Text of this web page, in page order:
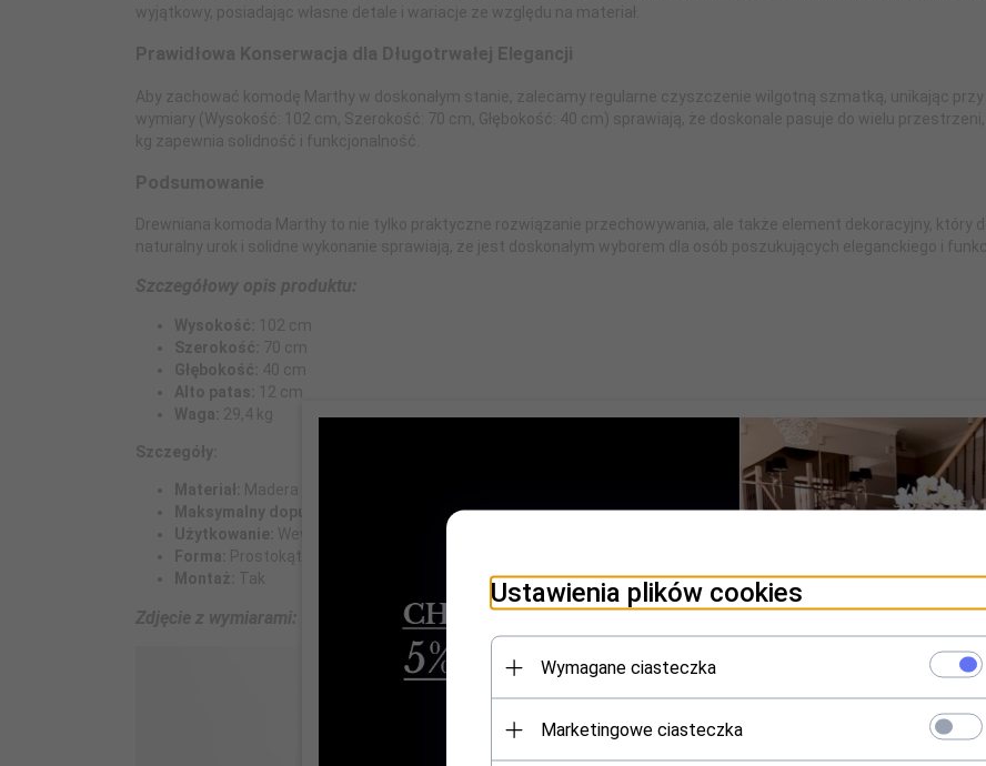
wyjątkowy, posiadając własne detale i wariacje ze względu na materiał.
Prawidłowa Konserwacja dla Długotrwałej Elegancji
Aby zachować komodę Marthy w doskonałym stanie, zalecamy regularne czyszczenie wilgotną szmatką, unikając
wymiary (Wysokość: 102 cm, Szerokość: 70 cm, Głębokość: 40 cm) sprawiają, że doskonale pasuje do wielu
kg zapewnia solidność i funkcjonalność.
Podsumowanie
Drewniana komoda Marthy to nie tylko praktyczne rozwiązanie przechowywania, ale także element dekoracyjny, który
naturalny urok i solidne wykonanie sprawiają, że jest doskonałym wyborem dla osób poszukujących eleganckiego i
Szczegółowy opis produktu:
Wysokość:
102 cm
Szerokość: 70 cm
Głębokość:
40 cm
Alto patas:
12 cm
Waga: 29,4 kg
Szczegóły:
Materiał:
Madera de Mindi
Maksymalny dopuszczalny ciężar:
30 kg
Użytkowanie: Wewnętrzne
Forma:
Prostokątna
Montaż: Tak
Zdjęcie z wymiarami:
Ustawienia plików cookies
Wymagane ciasteczka
Marketingowe ciasteczka